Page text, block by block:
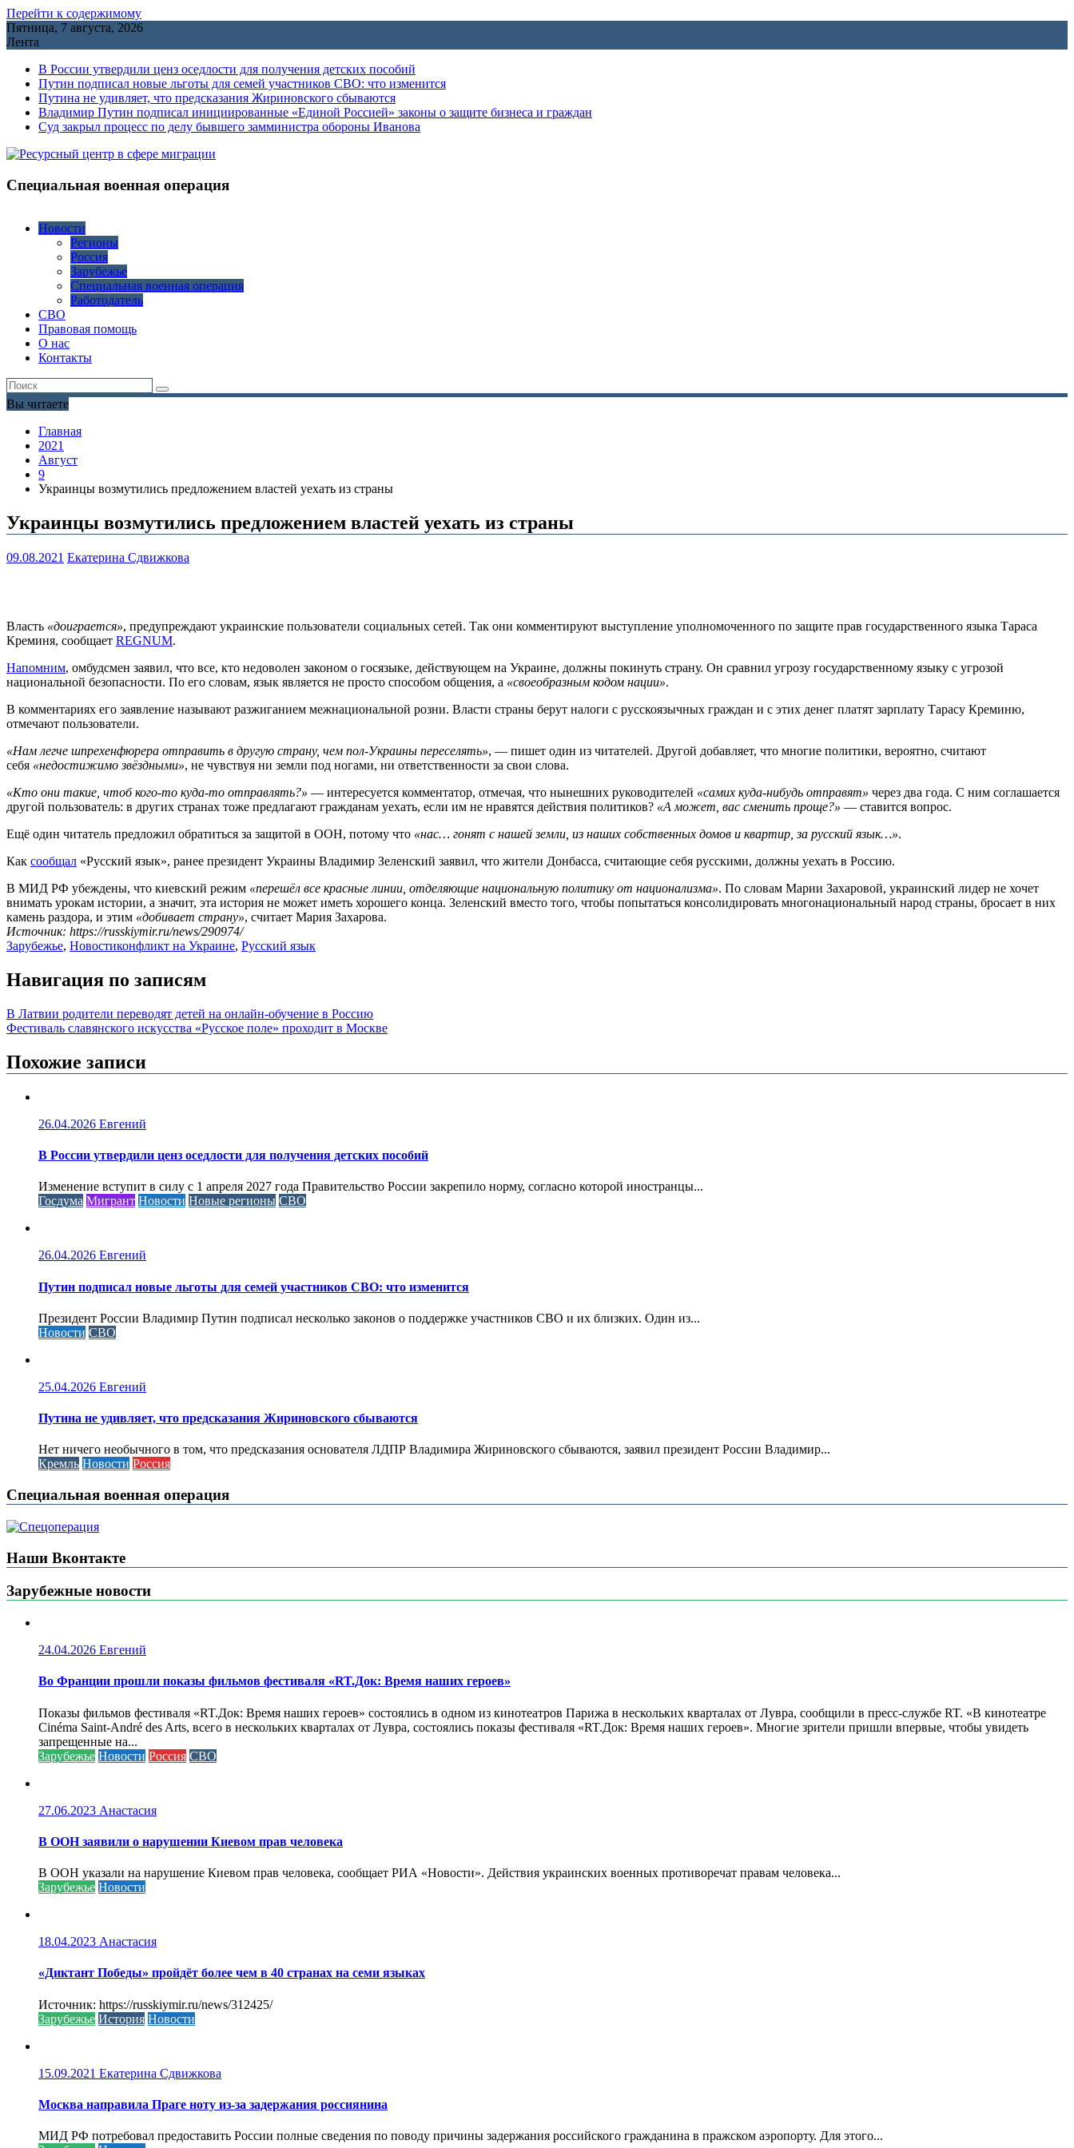
Перейти к содержимому
Пятница, 7 августа, 2026
Лента
В России утвердили ценз оседлости для получения детских пособий
Путин подписал новые льготы для семей участников СВО: что изменится
Путина не удивляет, что предсказания Жириновского сбываются
Владимир Путин подписал инициированные «Единой Россией» законы о защите бизнеса и граждан
Cуд закрыл процесс по делу бывшего замминистра обороны Иванова
Специальная военная операция
Новости
Регионы
Россия
Зарубежье
Специальная военная операция
Работодатель
СВО
Правовая помощь
О нас
Контакты
Вы читаете
Главная
2021
Август
9
Украинцы возмутились предложением властей уехать из страны
Украинцы возмутились предложением властей уехать из страны
09.08.2021 Екатерина Сдвижкова
Власть «доиграется», предупреждают украинские пользователи социальных сетей. Так они комментируют выступление уполномоченного по защите прав государственного языка Тараса
Креминя, сообщает REGNUM.
Напомним, омбудсмен заявил, что все, кто недоволен законом о госязыке, действующем на Украине, должны покинуть страну. Он сравнил угрозу государственному языку с угрозой
национальной безопасности. По его словам, язык является не просто способом общения, а «своеобразным кодом нации».
В комментариях его заявление называют разжиганием межнациональной розни. Власти страны берут налоги с русскоязычных граждан и с этих денег платят зарплату Тарасу Креминю,
отмечают пользователи.
«Нам легче шпрехенфюрера отправить в другую страну, чем пол-Украины переселять», — пишет один из читателей. Другой добавляет, что многие политики, вероятно, считают
себя «недостижимо звёздными», не чувствуя ни земли под ногами, ни ответственности за свои слова.
«Кто они такие, чтоб кого-то куда-то отправлять?» — интересуется комментатор, отмечая, что нынешних руководителей «самих куда-нибудь отправят» через два года. С ним соглашается
другой пользователь: в других странах тоже предлагают гражданам уехать, если им не нравятся действия политиков? «А может, вас сменить проще?» — ставится вопрос.
Ещё один читатель предложил обратиться за защитой в ООН, потому что «нас… гонят с нашей земли, из наших собственных домов и квартир, за русский язык…».
Как сообщал «Русский язык», ранее президент Украины Владимир Зеленский заявил, что жители Донбасса, считающие себя русскими, должны уехать в Россию.
В МИД РФ убеждены, что киевский режим «перешёл все красные линии, отделяющие национальную политику от национализма». По словам Марии Захаровой, украинский лидер не хочет
внимать урокам истории, а значит, эта история не может иметь хорошего конца. Зеленский вместо того, чтобы попытаться консолидировать многонациональный народ страны, бросает в них
камень раздора, и этим «добивает страну», считает Мария Захарова.
Источник: https://russkiymir.ru/news/290974/
Зарубежье, Новостиконфликт на Украине, Русский язык
Навигация по записям
В Латвии родители переводят детей на онлайн-обучение в Россию
Фестиваль славянского искусства «Русское поле» проходит в Москве
Похожие записи
26.04.2026 Евгений
В России утвердили ценз оседлости для получения детских пособий
Изменение вступит в силу с 1 апреля 2027 года Правительство России закрепило норму, согласно которой иностранцы...
Госдума Мигрант Новости Новые регионы СВО
26.04.2026 Евгений
Путин подписал новые льготы для семей участников СВО: что изменится
Президент России Владимир Путин подписал несколько законов о поддержке участников СВО и их близких. Один из...
Новости СВО
25.04.2026 Евгений
Путина не удивляет, что предсказания Жириновского сбываются
Нет ничего необычного в том, что предсказания основателя ЛДПР Владимира Жириновского сбываются, заявил президент России Владимир...
Кремль Новости Россия
Специальная военная операция
Наши Вконтакте
Зарубежные новости
24.04.2026 Евгений
Во Франции прошли показы фильмов фестиваля «RT.Док: Время наших героев»
Показы фильмов фестиваля «RT.Док: Время наших героев» состоялись в одном из кинотеатров Парижа в нескольких кварталах от Лувра, сообщили в пресс-службе RT. «В кинотеатре
Cinéma Saint-André des Arts, всего в нескольких кварталах от Лувра, состоялись показы фестиваля «RT.Док: Время наших героев». Многие зрители пришли впервые, чтобы увидеть
запрещенные на...
Зарубежье Новости Россия СВО
27.06.2023 Анастасия
В ООН заявили о нарушении Киевом прав человека
В ООН указали на нарушение Киевом прав человека, сообщает РИА «Новости». Действия украинских военных противоречат правам человека...
Зарубежье Новости
18.04.2023 Анастасия
«Диктант Победы» пройдёт более чем в 40 странах на семи языках
Источник: https://russkiymir.ru/news/312425/
Зарубежье История Новости
15.09.2021 Екатерина Сдвижкова
Москва направила Праге ноту из-за задержания россиянина
МИД РФ потребовал предоставить России полные сведения по поводу причины задержания российского гражданина в пражском аэропорту. Для этого...